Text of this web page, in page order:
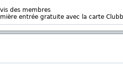
des membres
entrée gratuite avec la carte